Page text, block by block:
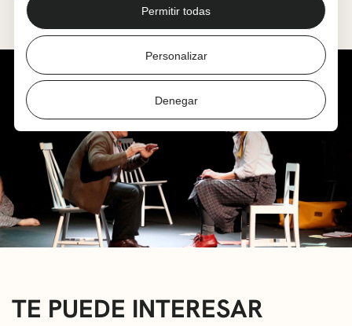
Permitir todas
Personalizar
Denegar
TE PUEDE INTERESAR